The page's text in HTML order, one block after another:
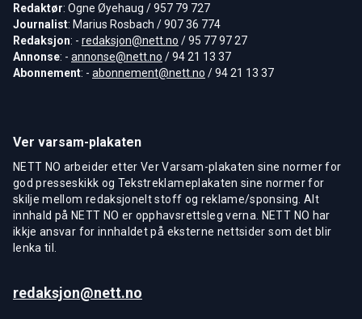
Redaktør: Ogne Øyehaug / 957 79 727
Journalist: Marius Rosbach / 907 36 774
Redaksjon: - redaksjon@nett.no / 95 77 97 27
Annonse: - annonse@nett.no / 94 21 13 37
Abonnement: - abonnement@nett.no / 94 21 13 37
Ver varsam-plakaten
NETT NO arbeider etter Ver Varsam-plakaten sine normer for
god presseskikk og Tekstreklameplakaten sine normer for
skilje mellom redaksjonelt stoff og reklame/sponsing. Alt
innhald på NETT NO er opphavsrettsleg verna. NETT NO har
ikkje ansvar for innhaldet på eksterne nettsider som det blir
lenka til.
redaksjon@nett.no